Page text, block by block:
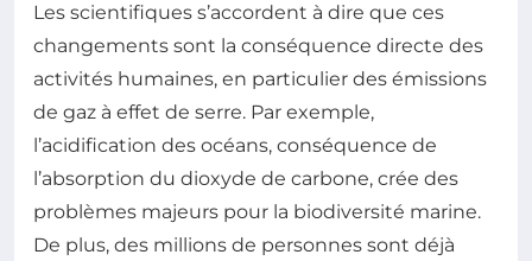
Les scientifiques s’accordent à dire que ces
changements sont la conséquence directe des
activités humaines, en particulier des émissions
de gaz à effet de serre. Par exemple,
l’acidification des océans, conséquence de
l’absorption du dioxyde de carbone, crée des
problèmes majeurs pour la biodiversité marine.
De plus, des millions de personnes sont déjà